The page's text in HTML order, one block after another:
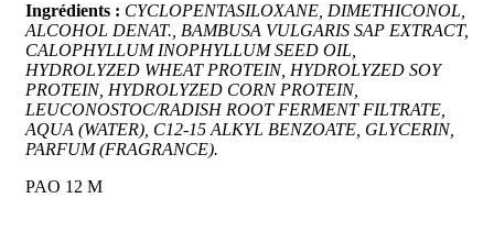
Ingrédients : CYCLOPENTASILOXANE, DIMETHICONOL,
ALCOHOL DENAT., BAMBUSA VULGARIS SAP EXTRACT,
CALOPHYLLUM INOPHYLLUM SEED OIL,
HYDROLYZED WHEAT PROTEIN, HYDROLYZED SOY
PROTEIN, HYDROLYZED CORN PROTEIN,
LEUCONOSTOC/RADISH ROOT FERMENT FILTRATE,
AQUA (WATER), C12-15 ALKYL BENZOATE, GLYCERIN,
PARFUM (FRAGRANCE).
PAO 12 M